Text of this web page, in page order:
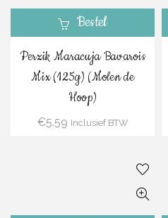
Bestel
Perzik Maracuja Bavarois
Mix (125g) (Molen de
Hoop)
€5.59 Inclusief BTW